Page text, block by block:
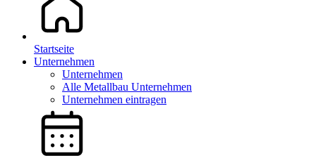
Startseite
Unternehmen
Unternehmen
Alle Metallbau Unternehmen
Unternehmen eintragen